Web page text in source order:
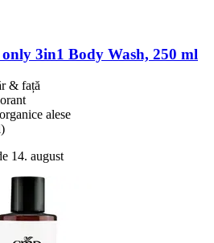
3in1 Body Wash, 250 ml
& față
alese
14. august